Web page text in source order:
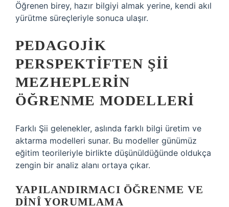
Öğrenen birey, hazır bilgiyi almak yerine, kendi akıl
yürütme süreçleriyle sonuca ulaşır.
PEDAGOJIK
PERSPEKTIFTEN ŞII
MEZHEPLERIN
ÖĞRENME MODELLERI
Farklı Şii gelenekler, aslında farklı bilgi üretim ve
aktarma modelleri sunar. Bu modeller günümüz
eğitim teorileriyle birlikte düşünüldüğünde oldukça
zengin bir analiz alanı ortaya çıkar.
YAPILANDIRMACI ÖĞRENME VE
DINÎ YORUMLAMA